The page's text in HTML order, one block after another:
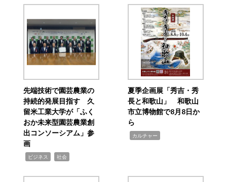
先端技術で園芸農業の
持続的発展目指す 久
留米工業大学が「ふく
おか未来型園芸農業創
出コンソーシアム」参
画
ビジネス 社会
夏季企画展「秀吉・秀
長と和歌山」 和歌山
市立博物館で8月8日か
ら
カルチャー